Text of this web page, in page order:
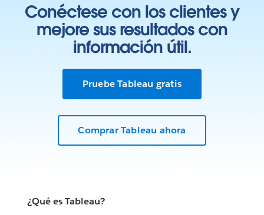
Conéctese con los clientes y
mejore sus resultados con
información útil.
Pruebe Tableau gratis
Comprar Tableau ahora
¿Qué es Tableau?